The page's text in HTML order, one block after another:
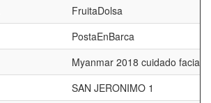
FruitaDolsa
PostaEnBarca
Myanmar 2018 cuidado facial
SAN JERONIMO 1